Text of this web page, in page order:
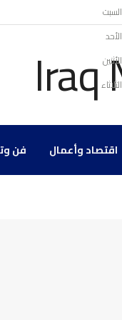
السبت
الأحد
الأثنين
الثلاثاء
فن اقتصاد وأعمال